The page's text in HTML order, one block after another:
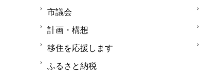
市議会
計画・構想
移住を応援します
ふるさと納税